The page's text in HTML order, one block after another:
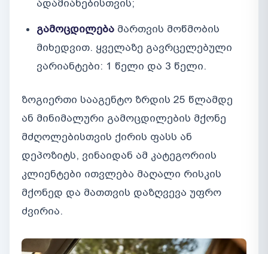
ადამიანებისთვის;
გამოცდილება მართვის მოწმობის
მიხედვით. ყველაზე გავრცელებული
ვარიანტები: 1 წელი და 3 წელი.
ზოგიერთი სააგენტო ზრდის 25 წლამდე
ან მინიმალური გამოცდილების მქონე
მძღოლებისთვის ქირის ფასს ან
დეპოზიტს, ვინაიდან ამ კატეგორიის
კლიენტები ითვლება მაღალი რისკის
მქონედ და მათთვის დაზღვევა უფრო
ძვირია.